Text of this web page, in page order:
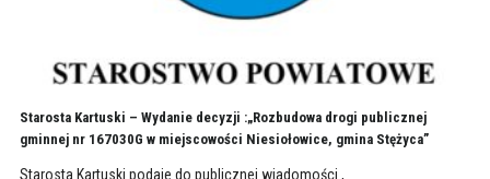
Starosta Kartuski – Wydanie decyzji :„Rozbudowa drogi publicznej
gminnej nr 167030G w miejscowości Niesiołowice, gmina Stężyca”
Starosta Kartuski podaje do publicznej wiadomości ,